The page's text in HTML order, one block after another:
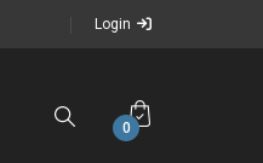
Login
0